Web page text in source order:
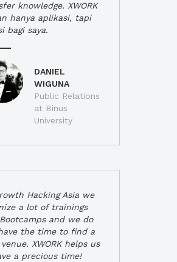
knowledge. XWORK
hanya aplikasi, tapi
bagi saya.
DANIEL
WIGUNA
Public Relations
at Binus
University
Hacking Asia we
a lot of trainings
and we do
the time to find a
XWORK helps us
a precious time!